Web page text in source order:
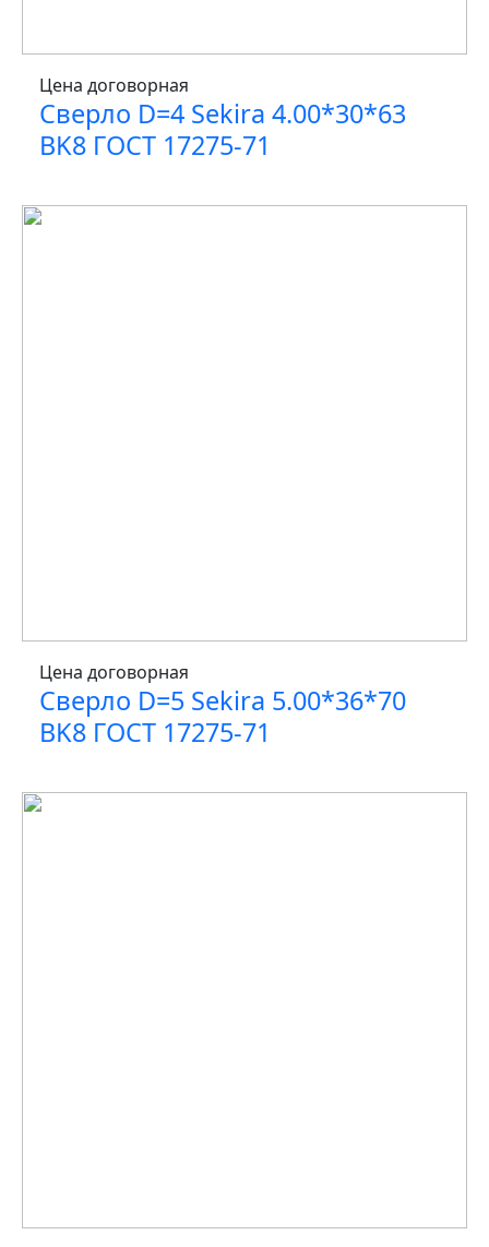
Цена договорная
Сверло D=4 Sekira 4.00*30*63
BK8 ГОСТ 17275-71
Цена договорная
Сверло D=5 Sekira 5.00*36*70
BK8 ГОСТ 17275-71